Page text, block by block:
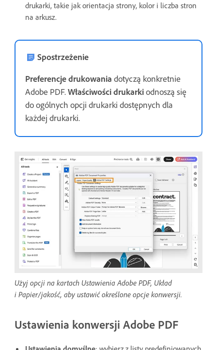
drukarki, takie jak orientacja strony, kolor i liczba stron
na arkusz.
Spostrzeżenie
Preferencje drukowania dotyczą konkretnie
Adobe PDF.Właściwości drukarkiodnoszą się
do ogólnych opcji drukarki dostępnych dla
każdej drukarki.
Użyj opcji na kartach Ustawienia Adobe PDF, Układ
i Papier/jakość, aby ustawić określone opcje konwersji.
Ustawienia konwersji Adobe PDF